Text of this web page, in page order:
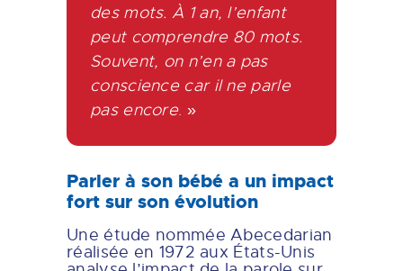
des mots. À 1 an, l’enfant
peut comprendre 80 mots.
Souvent, on n’en a pas
conscience car il ne parle
pas encore. »
Parler à son bébé a un impact
fort sur son évolution
Une étude nommée Abecedarian
réalisée en 1972 aux États-Unis